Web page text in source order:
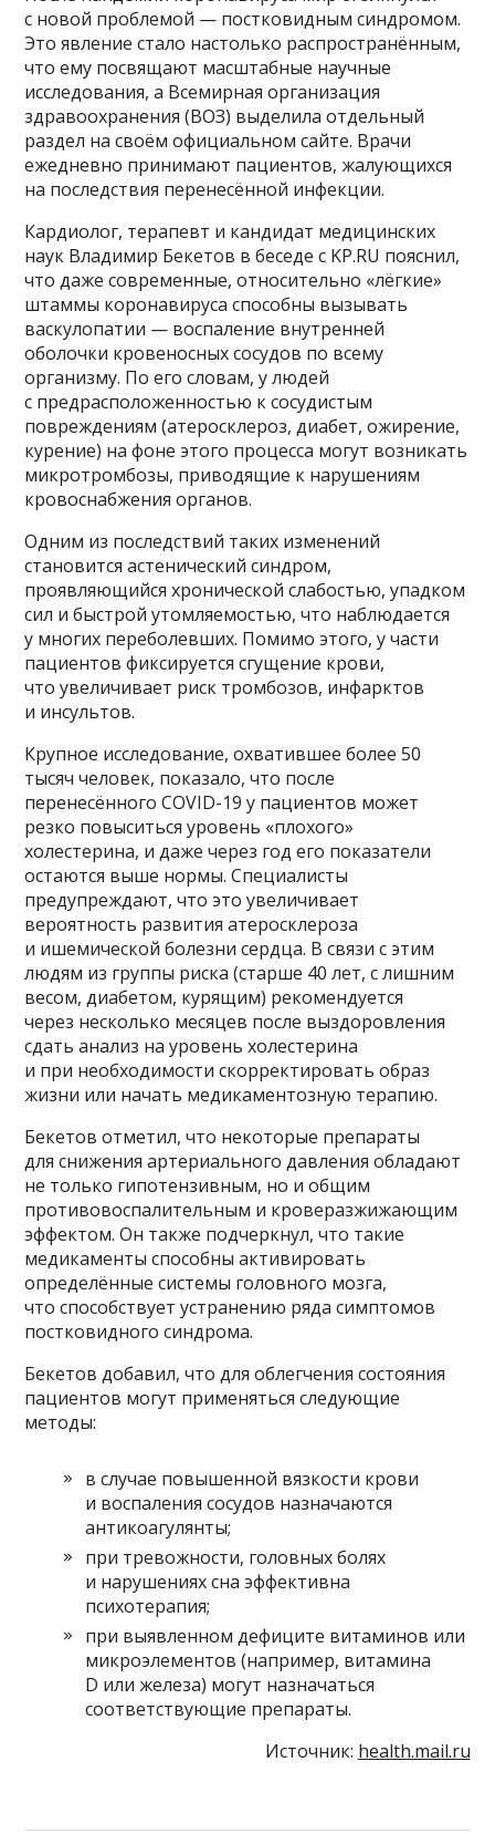
с новой проблемой — постковидным синдромом.
Это явление стало настолько распространённым,
что ему посвящают масштабные научные
исследования, а Всемирная организация
здравоохранения (ВОЗ) выделила отдельный
раздел на своём официальном сайте. Врачи
ежедневно принимают пациентов, жалующихся
на последствия перенесённой инфекции.
Кардиолог, терапевт и кандидат медицинских
наук Владимир Бекетов в беседе с KP.RU пояснил,
что даже современные, относительно «лёгкие»
штаммы коронавируса способны вызывать
васкулопатии — воспаление внутренней
оболочки кровеносных сосудов по всему
организму. По его словам, у людей
с предрасположенностью к сосудистым
повреждениям (атеросклероз, диабет, ожирение,
курение) на фоне этого процесса могут возникать
микротромбозы, приводящие к нарушениям
кровоснабжения органов.
Одним из последствий таких изменений
становится астенический синдром,
проявляющийся хронической слабостью, упадком
сил и быстрой утомляемостью, что наблюдается
у многих переболевших. Помимо этого, у части
пациентов фиксируется сгущение крови,
что увеличивает риск тромбозов, инфарктов
и инсультов.
Крупное исследование, охватившее более 50
тысяч человек, показало, что после
перенесённого COVID-19 у пациентов может
резко повыситься уровень «плохого»
холестерина, и даже через год его показатели
остаются выше нормы. Специалисты
предупреждают, что это увеличивает
вероятность развития атеросклероза
и ишемической болезни сердца. В связи с этим
людям из группы риска (старше 40 лет, с лишним
весом, диабетом, курящим) рекомендуется
через несколько месяцев после выздоровления
сдать анализ на уровень холестерина
и при необходимости скорректировать образ
жизни или начать медикаментозную терапию.
Бекетов отметил, что некоторые препараты
для снижения артериального давления обладают
не только гипотензивным, но и общим
противовоспалительным и кроверазжижающим
эффектом. Он также подчеркнул, что такие
медикаменты способны активировать
определённые системы головного мозга,
что способствует устранению ряда симптомов
постковидного синдрома.
Бекетов добавил, что для облегчения состояния
пациентов могут применяться следующие
методы:
в случае повышенной вязкости крови
и воспаления сосудов назначаются
антикоагулянты;
при тревожности, головных болях
и нарушениях сна эффективна
психотерапия;
при выявленном дефиците витаминов или
микроэлементов (например, витамина
D или железа) могут назначаться
соответствующие препараты.
Источник: health.mail.ru